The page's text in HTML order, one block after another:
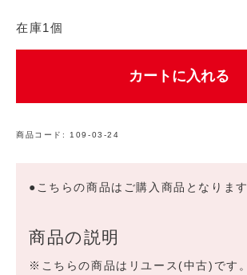
在庫1個
カートに入れる
商品コード: 109-03-24
●こちらの商品はご購入商品となります
商品の説明
※こちらの商品はリユース(中古)です。